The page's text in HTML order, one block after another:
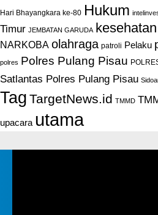
Hari Bhayangkara ke-80 Hukum
Timur JEMBATAN GARUDA kesehatan
NARKOBA olahraga patroli Pelaku
polres Polres Pulang Pisau
Satlantas Polres Pulang Pisau
Tag TargetNews.id TMMD
upacara utama